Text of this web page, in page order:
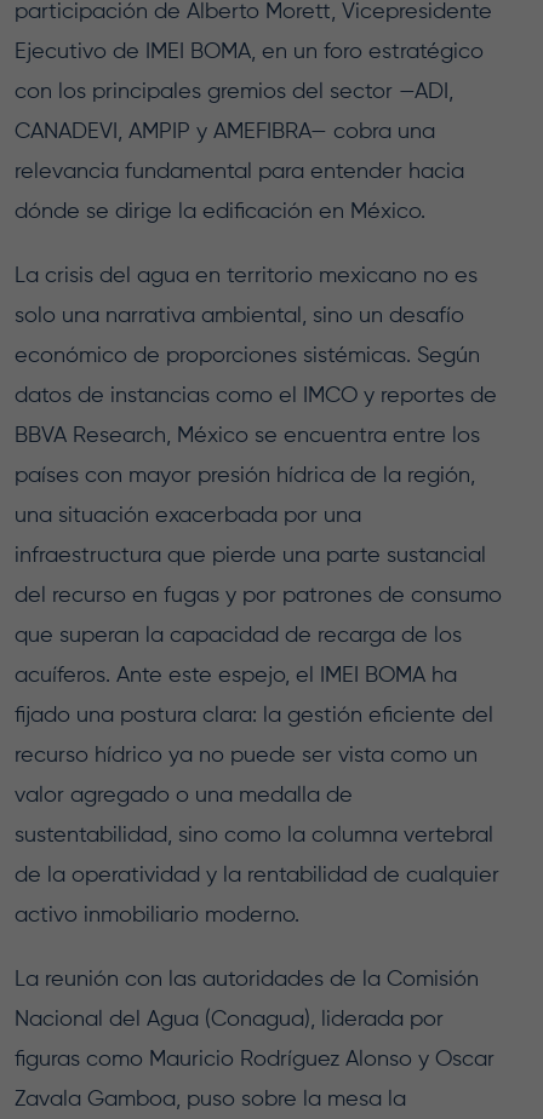
participación de Alberto Morett, Vicepresidente
Ejecutivo de IMEI BOMA, en un foro estratégico
con los principales gremios del sector —ADI,
CANADEVI, AMPIP y AMEFIBRA— cobra una
relevancia fundamental para entender hacia
dónde se dirige la edificación en México.
La crisis del agua en territorio mexicano no es
solo una narrativa ambiental, sino un desafío
económico de proporciones sistémicas. Según
datos de instancias como el IMCO y reportes de
BBVA Research, México se encuentra entre los
países con mayor presión hídrica de la región,
una situación exacerbada por una
infraestructura que pierde una parte sustancial
del recurso en fugas y por patrones de consumo
que superan la capacidad de recarga de los
acuíferos. Ante este espejo, el IMEI BOMA ha
fijado una postura clara: la gestión eficiente del
recurso hídrico ya no puede ser vista como un
valor agregado o una medalla de
sustentabilidad, sino como la columna vertebral
de la operatividad y la rentabilidad de cualquier
activo inmobiliario moderno.
La reunión con las autoridades de la Comisión
Nacional del Agua (Conagua), liderada por
figuras como Mauricio Rodríguez Alonso y Oscar
Zavala Gamboa, puso sobre la mesa la